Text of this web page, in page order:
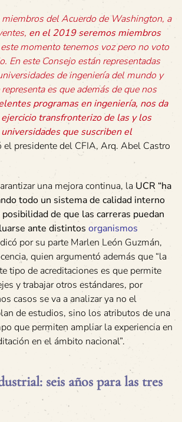
del Acuerdo de Washington, a
en el 2019 seremos miembros
momento tenemos voz pero no voto
En este Consejo están representadas
de ingeniería del mundo y
es que además de que nos
programas en ingeniería, nos da
transfronterizo de las y los
que suscriben el
el presidente del CFIA, Arq. Abel Castro
una mejora continua, la UCR “ha
todo un sistema de calidad interno
de que las carreras puedan
ante distintos organismos
por su parte Marlen León Guzmán,
quien argumentó además que “la
tipo de acreditaciones es que permite
y trabajar otros estándares, por
casos se va a analizar ya no el
de estudios, sino los atributos de una
que permiten ampliar la experiencia en
en el ámbito nacional”.
seis años para las tres